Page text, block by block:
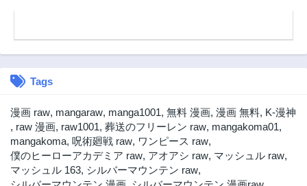
第23話
第21話
10ヶ月前
第20話
11ヶ月前
第19話
11ヶ月前
第18話
11ヶ月前
Tags
漫画 raw, mangaraw, manga1001, 無料 漫画, 漫画 無料, K-漫神
, raw 漫画, raw1001, 葬送のフリーレン raw, mangakoma01,
mangakoma, 呪術廻戦 raw, ワンピース raw,
僕のヒーローアカデミア raw, アオアシ raw, マッシュル raw,
マッシュル 163, シルバーマウンテン raw,